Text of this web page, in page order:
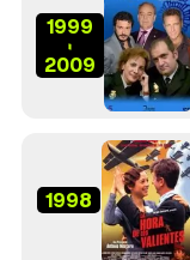
1999
-
2009
1998